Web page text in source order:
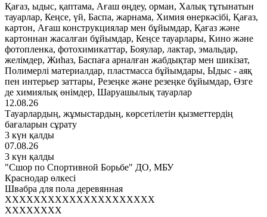
Қағаз, ыдыс, қаптама, Ағаш өңдеу, орман, Халық тұтынатын
тауарлар, Кеңсе, үй, Баспа, жарнама, Химия өнеркәсібі, Қағаз,
картон, Ағаш конструкциялар мен бұйымдар, Қағаз және
картоннан жасалған бұйымдар, Кеңсе тауарлары, Кино және
фотопленка, фотохимикаттар, Бояулар, лактар, эмальдар,
желімдер, Жиһаз, Баспаға арналған жабдықтар мен шикізат,
Полимерлі материалдар, пластмасса бұйымдары, Ыдыс - аяқ
пен интерьер заттары, Резеңке және резеңке бұйымдар, Өзге
де химиялық өнімдер, Шаруашылық тауарлар
12.08.26
Тауарлардың, жұмыстардың, көрсетілетін қызметтердің
бағаларын сұрату
3 күн қалды
07.08.26
3 күн қалды
"Сшор по Спортивной Борьбе" ДО, МБУ
Краснодар өлкесі
Швабра для пола деревянная
XXXXXXXXXXXXXXXXXXXXX
XXXXXXXX